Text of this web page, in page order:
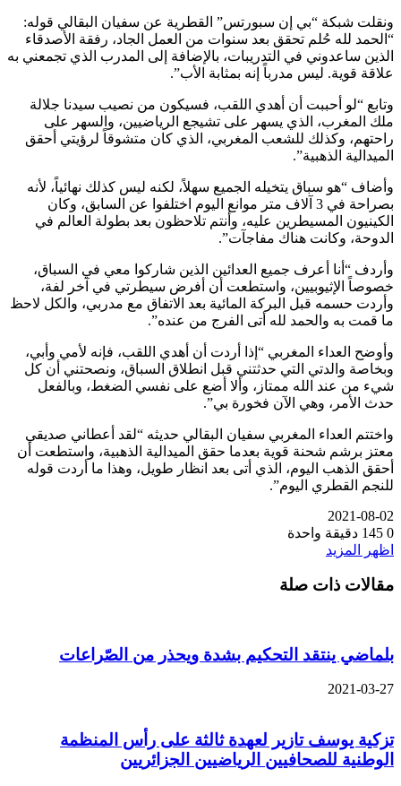
ونقلت شبكة “بي إن سبورتس” القطرية عن سفيان البقالي قوله:
“الحمد لله حُلم تحقق بعد سنوات من العمل الجاد، رفقة الأصدقاء
الذين ساعدوني في التدريبات، بالإضافة إلى المدرب الذي تجمعني به
علاقة قوية. ليس مدرباً إنه بمثابة الأب”.
وتابع “لو أحببت أن أهدي اللقب، فسيكون من نصيب سيدنا جلالة
ملك المغرب، الذي يسهر على تشيجع الرياضيين، والسهر على
راحتهم، وكذلك للشعب المغربي، الذي كان متشوقاً لرؤيتي أحقق
الميدالية الذهبية”.
وأضاف “هو سباق يتخيله الجميع سهلاً، لكنه ليس كذلك نهائياً، لأنه
بصراحة في 3 آلاف متر موانع اليوم اختلفوا عن السابق، وكان
الكينيون المسيطرين عليه، وأنتم تلاحظون بعد بطولة العالم في
الدوحة، وكانت هناك مفاجآت”.
وأردف “أنا أعرف جميع العدائين الذين شاركوا معي في السباق،
خصوصاً الإثيوبيين، واستطعت أن أفرض سيطرتي في آخر لفة،
وأردت حسمه قبل البركة المائية بعد الاتفاق مع مدربي، والكل لاحظ
ما قمت به والحمد لله أتى الفرج من عنده”.
وأوضح العداء المغربي “إذا أردت أن أهدي اللقب، فإنه لأمي وأبي،
وبخاصة والدتي التي حدثتني قبل انطلاق السباق، ونصحتني أن كل
شيء من عند الله ممتاز، وألا أضع على نفسي الضغط، وبالفعل
حدث الأمر، وهي الآن فخورة بي”.
واختتم العداء المغربي سفيان البقالي حديثه “لقد أعطاني صديقي
معتز برشم شحنة قوية بعدما حقق الميدالية الذهبية، واستطعت أن
أحقق الذهب اليوم، الذي أتى بعد انظار طويل، وهذا ما أردت قوله
للنجم القطري اليوم”.
2021-08-02
0
دقيقة واحدة
اظهر المزيد
مقالات ذات صلة
بلماضي ينتقد التحكيم بشدة ويحذر من الصّراعات
2021-03-27
تزكية يوسف تازير لعهدة ثالثة على رأس المنظمة
الوطنية للصحافيين الرياضيين الجزائريين